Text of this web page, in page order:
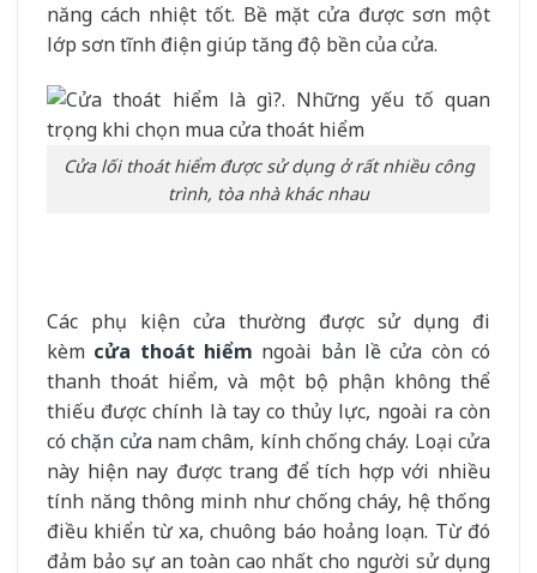
năng cách nhiệt tốt. Bề mặt cửa được sơn một
lớp sơn tĩnh điện giúp tăng độ bền của cửa.
Cửa lối thoát hiểm được sử dụng ở rất nhiều công
trình, tòa nhà khác nhau
Các phụ kiện cửa thường được sử dụng đi
kèm cửa thoát hiểm ngoài bản lề cửa còn có
thanh thoát hiểm, và một bộ phận không thể
thiếu được chính là tay co thủy lực, ngoài ra còn
cóchặn cửanam châm, kính chống cháy. Loại cửa
này hiện nay được trang để tích hợp với nhiều
tính năng thông minh như chống cháy, hệ thống
điều khiển từ xa, chuông báo hoảng loạn. Từ đó
đảm bảo sự an toàn cao nhất cho người sử dụng